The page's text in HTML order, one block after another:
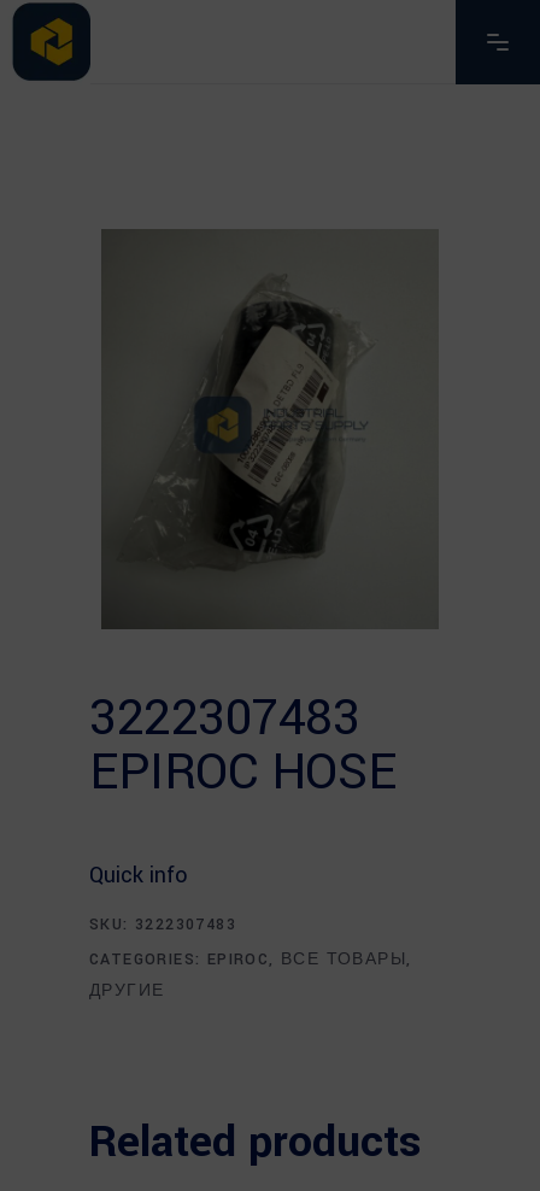
3222307483
EPIROC HOSE
Quick info
SKU: 3222307483
CATEGORIES: EPIROC, ВСЕ ТОВАРЫ,
ДРУГИЕ
Related products